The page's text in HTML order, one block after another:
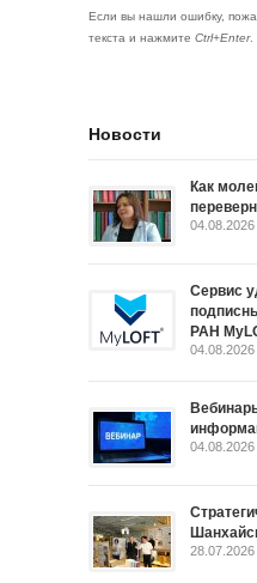
Если вы нашли ошибку,
текста и нажмите Ctrl+Enter.
Новости
Как
04.08.2026
Сервис
РАН
04.08.2026
04.08.2026
28.07.2026